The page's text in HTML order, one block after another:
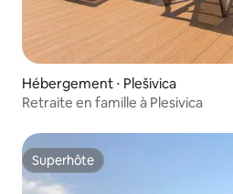
Hébergement ⋅ Plešivica
Retraite en famille à Plesivica
Superhôte
Superhôte